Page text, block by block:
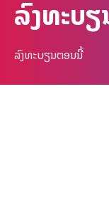
ລົງທະບ
ລົງທະບຽນຕອນນີ້